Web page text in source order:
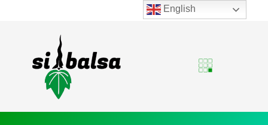
English